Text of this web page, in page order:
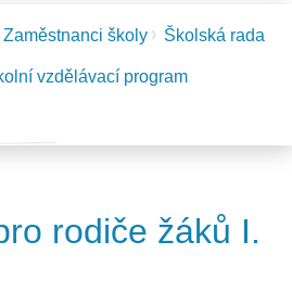
Zaměstnanci školy Školská rada
vzdělávací program
rodiče žáků I.